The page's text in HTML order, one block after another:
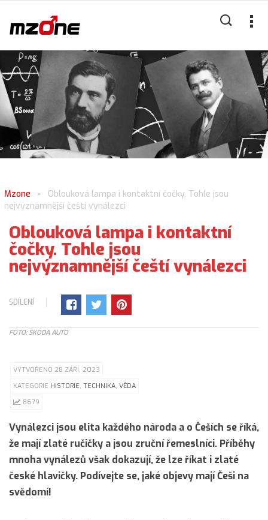
Mzone >
Oblouková lampa i kontaktní čočky. Tohle jsou
nejvýznamnější čeští vynálezci
Oblouková lampa i kontaktní
čočky. Tohle jsou
nejvýznamnější čeští vynálezci
SDÍLENÍ
FOTO: ŠKODA AUTO
VYTVOŘENO 28 ZÁŘÍ, 2023
KATEGORIE HISTORIE, TECHNIKA, VĚDA
8679
Vynálezci jsou elita každého národa a o Češích se říká,
že mají zlaté ručičky a jsou zruční řemeslníci. Příběhy
mnoha vynálezů však dokazují, že lze říkat i zlaté
české hlavičky. Podívejte se, jaké objevy mají Češi na
svědomí!